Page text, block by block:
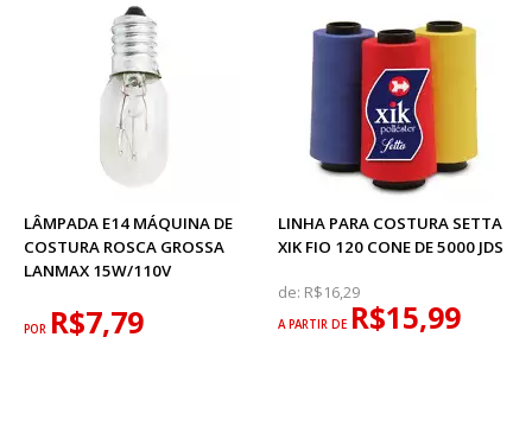
LÂMPADA E14 MÁQUINA DE
COSTURA ROSCA GROSSA
LANMAX 15W/110V
POR R$7,79
LINHA PARA COSTURA SETTA
XIK FIO 120 CONE DE 5000 JDS
de: R$16,29
A PARTIR DE R$15,99